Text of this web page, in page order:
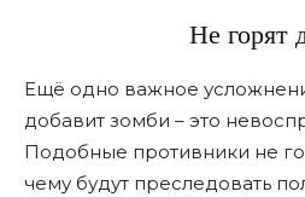
Не горят
Ещё одно важное
добавит зомби – это
Подобные противники не
чему будут преследовать